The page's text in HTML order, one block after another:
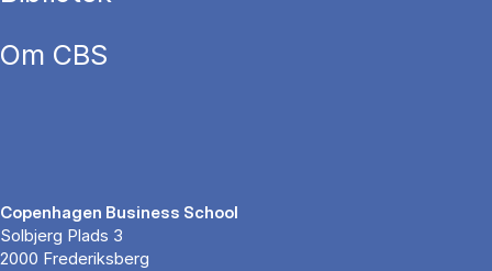
Om CBS
Copenhagen Business School
Solbjerg Plads 3
2000 Frederiksberg